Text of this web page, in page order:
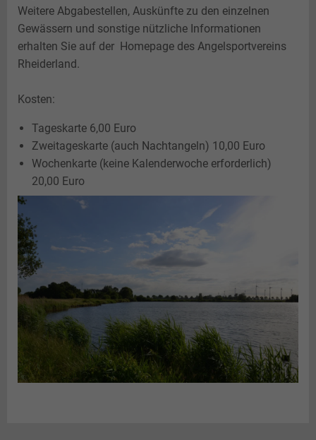
Jüdisches Leben
Teeseminar
Gästekarte
Plattdeutsch
Landesbühne
Nachteule
Hessepark
Perspektive Innenstadt
Photovoltaik
Freiflächenanlagen
Weitere Abgabestellen, Auskünfte zu den einzelnen
Gewässern und sonstige nützliche Informationen
erhalten Sie auf der Homepage des Angelsportvereins
Rheiderland.
Kosten:
Tageskarte 6,00 Euro
Zweitageskarte (auch Nachtangeln) 10,00 Euro
Wochenkarte (keine Kalenderwoche erforderlich)
20,00 Euro